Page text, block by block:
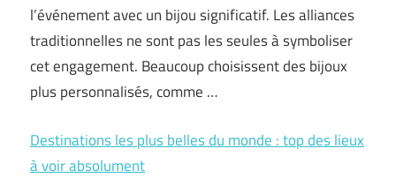
l’événement avec un bijou significatif. Les alliances
traditionnelles ne sont pas les seules à symboliser
cet engagement. Beaucoup choisissent des bijoux
plus personnalisés, comme …
Destinations les plus belles du monde : top des lieux
à voir absolument